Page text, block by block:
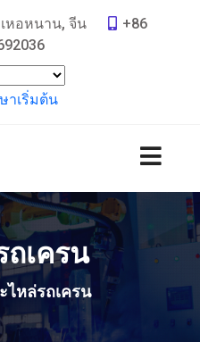
หอหนาน, จีน
+86
าเริ่มต้น
เครน
ไหล่รถเครน